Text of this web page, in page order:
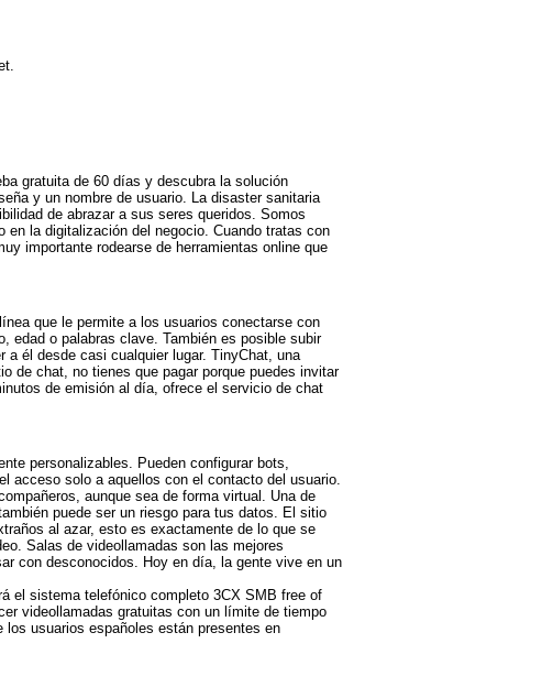
gratuita de 60 días y descubra la solución
y un nombre de usuario. La disaster sanitaria
de abrazar a sus seres queridos. Somos
la digitalización del negocio. Cuando tratas con
importante rodearse de herramientas online que
que le permite a los usuarios conectarse con
edad o palabras clave. También es posible subir
a él desde casi cualquier lugar. TinyChat, una
de chat, no tienes que pagar porque puedes invitar
de emisión al día, ofrece el servicio de chat
personalizables. Pueden configurar bots,
acceso solo a aquellos con el contacto del usuario.
aunque sea de forma virtual. Una de
puede ser un riesgo para tus datos. El sitio
al azar, esto es exactamente de lo que se
Salas de videollamadas son las mejores
con desconocidos. Hoy en día, la gente vive en un
el sistema telefónico completo 3CX SMB free of
videollamadas gratuitas con un límite de tiempo
usuarios españoles están presentes en